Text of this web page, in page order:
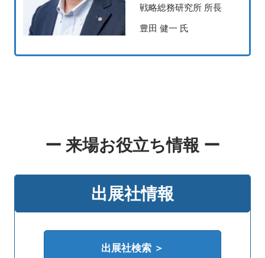
戦略総務研究所 所長
豊田 健一 氏
ー 来場お役立ち情報 ー
出展社情報
出展社検索 ＞